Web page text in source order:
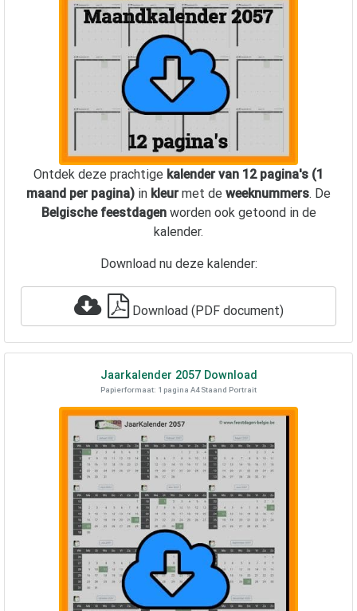
Ontdek deze prachtige kalender van 12 pagina's (1
maand per pagina) in kleurmet de weeknummers. De
Belgische feestdagenworden ook getoond in de
kalender.
Download nu deze kalender:
Download (PDF document)
Jaarkalender 2057Download
Papierformaat: 1 pagina A4 Staand Portrait